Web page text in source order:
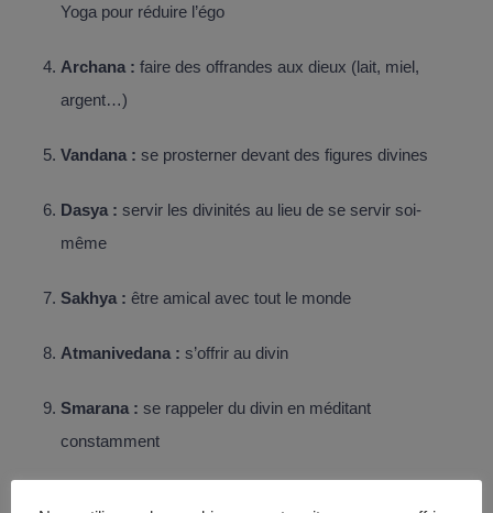
Yoga pour réduire l’égo
Archana : faire des offrandes aux dieux (lait, miel,
argent…)
Vandana : se prosterner devant des figures divines
Dasya : servir les divinités au lieu de se servir soi-
même
Sakhya : être amical avec tout le monde
Atmanivedana : s’offrir au divin
Smarana : se rappeler du divin en méditant
constamment